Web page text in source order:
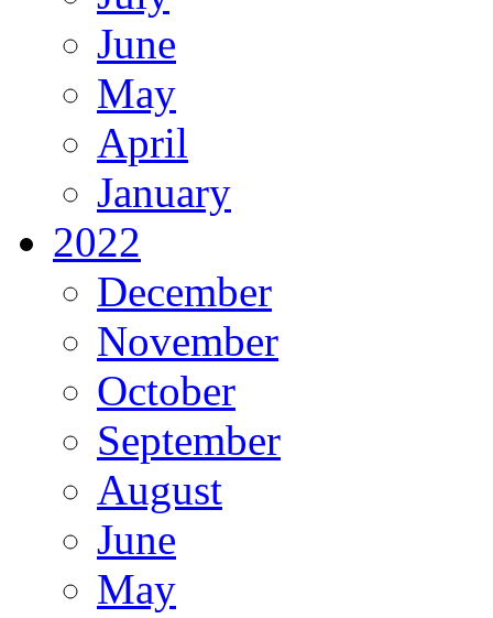
June
May
April
January
2022
December
November
October
September
August
June
May